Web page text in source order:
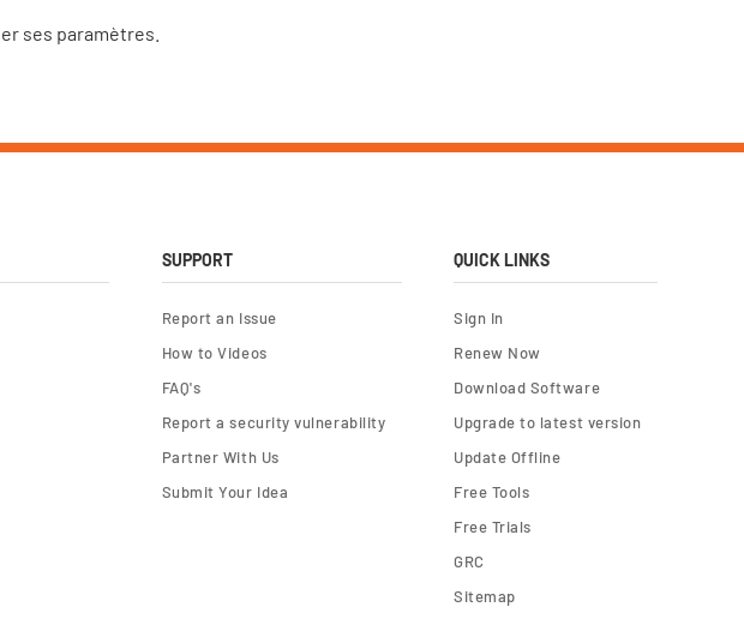
ses paramètres.
SUPPORT
Report an Issue
How to Videos
FAQ's
Report a security vulnerability
Partner With Us
Submit Your Idea
QUICK LINKS
Sign In
Renew Now
Download Software
Upgrade to latest version
Update Offline
Free Tools
Free Trials
GRC
Sitemap